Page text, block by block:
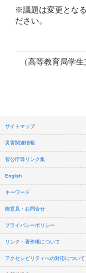
※議題は変更とな
ださい。
（高等教育局学生
サイトマップ
災害関連情報
官公庁等リンク集
English
キーワード
御意見・お問合せ
プライバシーポリシー
リンク・著作権について
アクセシビリティへの対応について